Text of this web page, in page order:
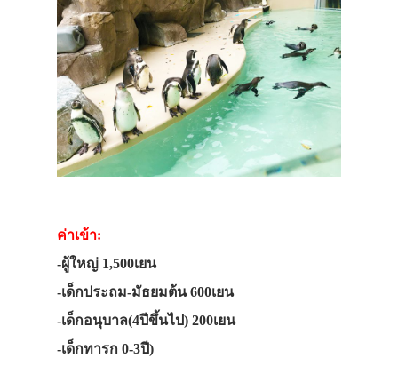
ค่าเข้า:
-ผู้ใหญ่ 1,500เยน
-เด็กประถม-มัธยมต้น 600เยน
-เด็กอนุบาล(4ปีขึ้นไป) 200เยน
-เด็กทารก 0-3ปี)